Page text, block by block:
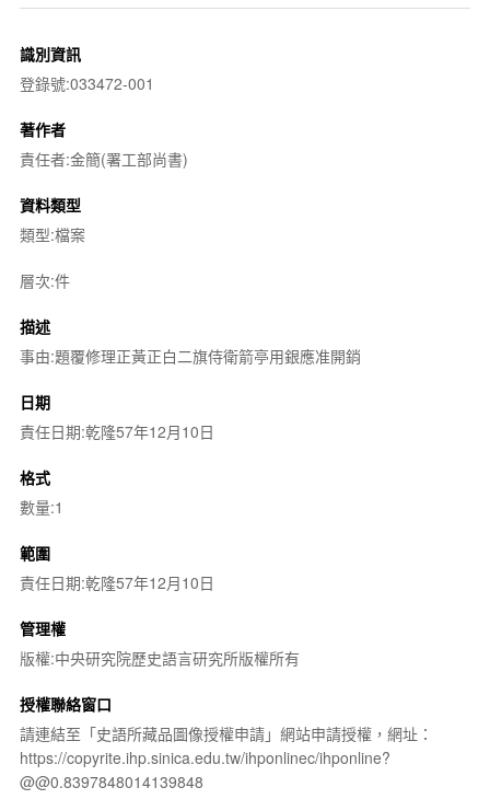
識別資訊
登錄號:033472-001
著作者
責任者:金簡(署工部尚書)
資料類型
類型:檔案
層次:件
描述
事由:題覆修理正黃正白二旗侍衛箭亭用銀應准開銷
日期
責任日期:乾隆57年12月10日
格式
數量:1
範圍
責任日期:乾隆57年12月10日
管理權
版權:中央研究院歷史語言研究所版權所有
授權聯絡窗口
請連結至「史語所藏品圖像授權申請」網站申請授權，網址：
https://copyrite.ihp.sinica.edu.tw/ihponlinec/ihponline?
@@0.8397848014139848